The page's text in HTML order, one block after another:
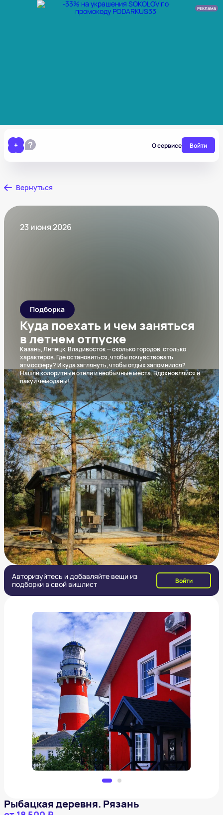
РЕКЛАМА
О сервисе Войти
Вернуться
23 июня 2026
Подборка
Куда поехать и чем заняться
в летнем отпуске
Казань, Липецк, Владивосток — сколько городов, столько
характеров. Где остановиться, чтобы почувствовать
атмосферу? И куда заглянуть, чтобы отдых запомнился?
Нашли колоритные отели и необычные места. Вдохновляйся и
пакуй чемоданы!
Авторизуйтесь и добавляйте вещи из
подборки в свой вишлист
Войти
Рыбацкая деревня. Рязань
от 18 500 ₽
Добавить в вишлист
Рыбацкая деревня. Рязань